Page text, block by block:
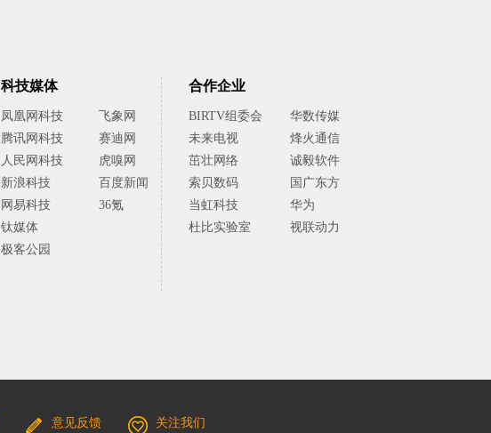
科技媒体
凤凰网科技
飞象网
腾讯网科技
赛迪网
人民网科技
虎嗅网
新浪科技
百度新闻
网易科技
36氪
钛媒体
极客公园
合作企业
BIRTV组委会
华数传媒
未来电视
烽火通信
茁壮网络
诚毅软件
索贝数码
国广东方
当虹科技
华为
杜比实验室
视联动力
意见反馈 关注我们